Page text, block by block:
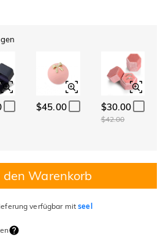
$45.00 $30.00
$42.00
den Warenkorb
verfügbar mitseel